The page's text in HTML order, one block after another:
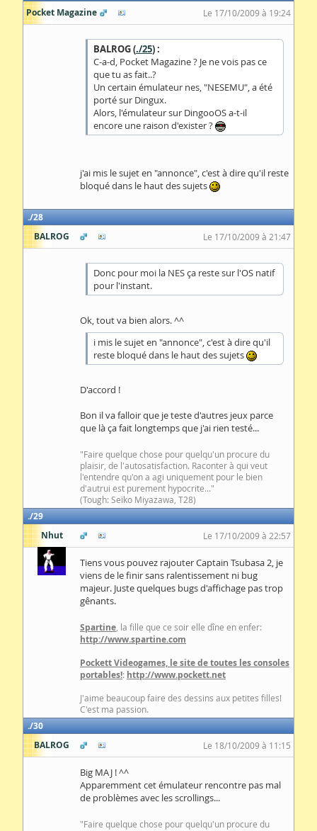
Pocket Magazine
Le 17/10/2009 à 19:24
BALROG (./25) :
C-a-d, Pocket Magazine ? Je ne vois pas ce
que tu as fait..?
Un certain émulateur nes, "NESEMU", a été
porté sur Dingux.
Alors, l'émulateur sur DingooOS a-t-il
encore une raison d'exister ?
j'ai mis le sujet en "annonce", c'est à dire qu'il reste
bloqué dans le haut des sujets
28
BALROG
Le 17/10/2009 à 21:47
Donc pour moi la NES ça reste sur l'OS natif
pour l'instant.
Ok, tout va bien alors. ^^
i mis le sujet en "annonce", c'est à dire qu'il
reste bloqué dans le haut des sujets
D'accord !
Bon il va falloir que je teste d'autres jeux parce
que là ça fait longtemps que j'ai rien testé...
"Faire quelque chose pour quelqu'un procure du
plaisir, de l'autosatisfaction. Raconter à qui veut
l'entendre qu'on a agi uniquement pour le bien
d'autrui est purement hypocrite..."
(Tough: Seïko Miyazawa, T28)
29
Nhut
Le 17/10/2009 à 22:57
Tiens vous pouvez rajouter Captain Tsubasa 2, je
viens de le finir sans ralentissement ni bug
majeur. Juste quelques bugs d'affichage pas trop
gênants.
Spartine , la fille que ce soir elle dîne en enfer:
http://www.spartine.com
Pockett Videogames, le site de toutes les consoles
portables!: http://www.pockett.net
J'aime beaucoup faire des dessins aux petites filles!
C'est ma passion.
30
BALROG
Le 18/10/2009 à 11:15
Big MAJ ! ^^
Apparemment cet émulateur rencontre pas mal
de problèmes avec les scrollings...
"Faire quelque chose pour quelqu'un procure du